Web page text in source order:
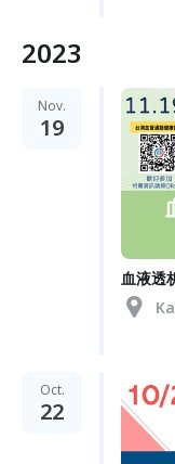
2023
Nov.
19
血液透
Oct.
22